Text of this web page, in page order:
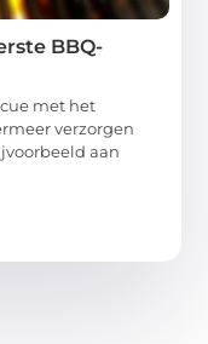
BBQ-
met het
verzorgen
aan